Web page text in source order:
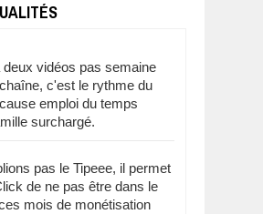
deux vidéos pas semaine
c'est le rythme du
emploi du temps
surchargé.
pas le Tipeee, il permet
de ne pas être dans le
mois de monétisation